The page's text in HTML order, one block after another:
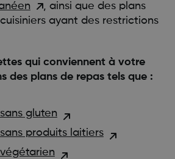
, ainsi que des plans
ayant des restrictions
qui conviennent à votre
des plans de repas tels que :
gluten
produits laitiers